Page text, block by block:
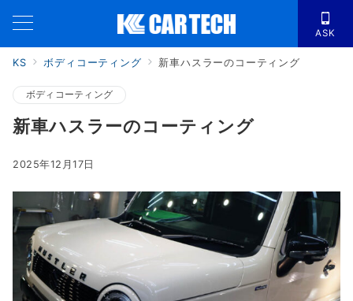
ASK
KS ボディコーティング 新車ハスラーのコーティング
ボディコーティング
新車ハスラーのコーティング
2025年12月17日